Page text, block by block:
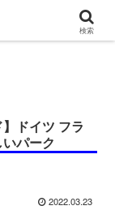
】ドイツ フラ
パーク
2022.03.23
検索